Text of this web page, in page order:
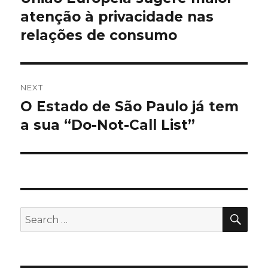
post:
atenção à privacidade nas
relações de consumo
NEXT
Next
post:
O Estado de São Paulo já tem
a sua “Do-Not-Call List”
Search
for: